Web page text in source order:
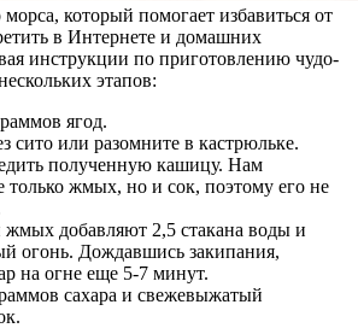
который помогает избавиться от
в Интернете и домашних
инструкции по приготовлению чудо-
этапов:
ягод.
сито или разомните в кастрюльке.
полученную кашицу. Нам
только жмых, но и сок, поэтому его не
добавляют 2,5 стакана воды и
огонь. Дождавшись закипания,
на огне еще 5-7 минут.
сахара и свежевыжатый